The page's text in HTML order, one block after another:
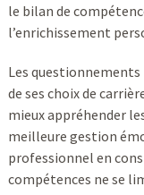
le bilan de
l’enrichissement
Les
de ses choix de
mieux appréhender
meilleure gestion
professionnel en
compétences ne se